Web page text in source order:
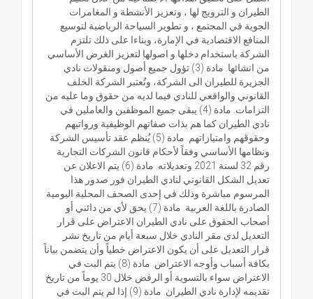
الطيران و الترويج لها ، وتعزيز الأنشطة و المغامرات
الجوية في المجتمع ، و تطوير السياحة الرياضية لتوسيع
المنافع الاقتصادية في الإمارة، وبناءا على ذلك تلتزم
الشركة باستخدام دخلها و اصولها لتعزيز الغرض الأساسي
من انشائها. مادة (3) تؤول جميع أصول ومنقولات نادي
الجزيرة للطيران الى الشركة، وتُعتبر الشركة الخلف
القانوني والواقعي للنادي فيما لديه من حقوق وما عليه من
التزامات. مادة (4) يبقى جميع الموظفين والعاملين في
نادي الطيران كما هم بذات صفاتهم الوظيفية ورواتبهم
وحقوقهم وامتيازاتهم. مادة (5) يُنظم عقد تأسيس الشركة
ونظامها الأساسي وفقاً لأحكام قانون الشركات التجارية
رقم 32 لسنة 2021 وتعديلاته. مادة (6) يتم الاعلان عن
تعديل الشكل القانوني لنادي الطيران فور صدور هذا
المرسوم مباشرة وذلك في إحدى الصحف المحلية اليومية
الصادرة باللغة العربية. مادة (7) يحق لأي من دائني أو
أصحاب الحقوق على نادي الطيران الاعتراض على قرار
التعديل لدى مقر النادي خلال سبعة أيام من تاريخ نشر
قرار التعديل على أن يكون الاعتراض خطياً وأن يتضمن بياناً
بكافة أسباب وأوجه الاعتراض. مادة (8) يتم البت في
الاعتراض سواء بالتسوية أو الرفض خلال 30 يوماً من تاريخ
تقديمه لإدارة نادي الطيران. مادة (9) إذا لم يتم البت في